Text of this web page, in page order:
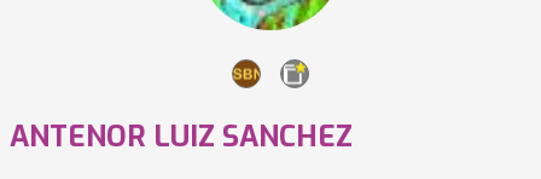
ANTENOR LUIZ SANCHEZ